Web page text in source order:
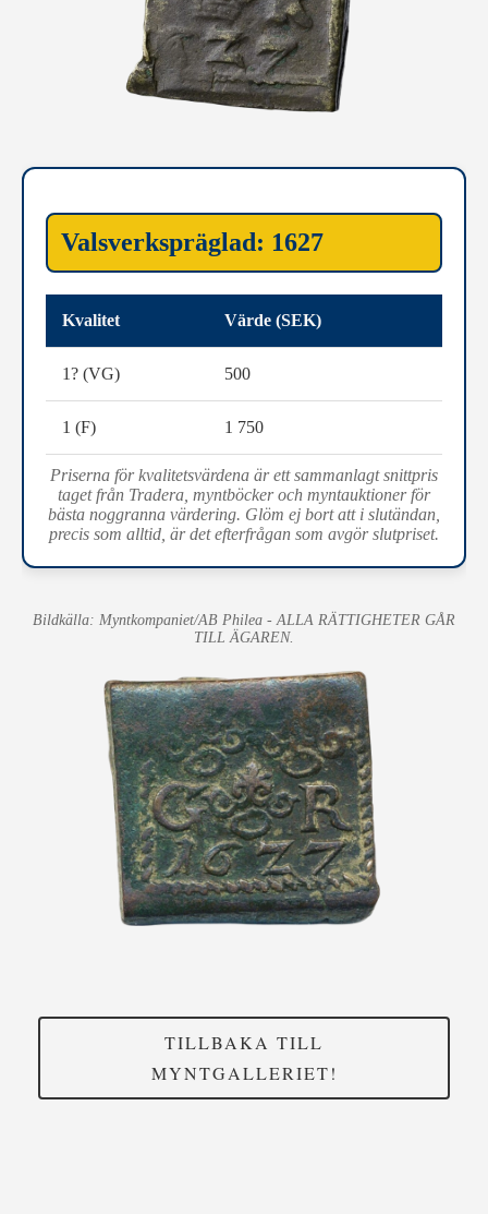
Valsverkspräglad: 1627
Kvalitet Värde (SEK)
1? (VG) 500
1 (F) 1 750
Priserna för kvalitetsvärdena är ett sammanlagt snittpris
taget från Tradera, myntböcker och myntauktioner för
bästa noggranna värdering. Glöm ej bort att i slutändan,
precis som alltid, är det efterfrågan som avgör slutpriset.
Bildkälla: Myntkompaniet/AB Philea - ALLA RÄTTIGHETER GÅR
TILL ÄGAREN.
TILLBAKA TILL
MYNTGALLERIET!